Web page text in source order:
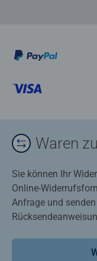
Waren
Sie können Ihr
Online-
Anfrage und